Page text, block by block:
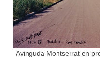
Avinguda Montserrat en